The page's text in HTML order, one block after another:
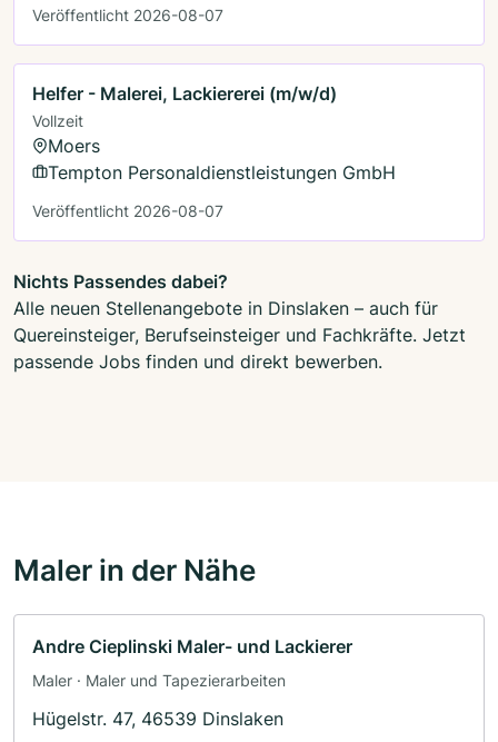
Veröffentlicht 2026-08-07
Helfer - Malerei, Lackiererei (m/w/d)
Vollzeit
Moers
Tempton Personaldienstleistungen GmbH
Veröffentlicht 2026-08-07
Nichts Passendes dabei?
Alle neuen Stellenangebote in Dinslaken – auch für
Quereinsteiger, Berufseinsteiger und Fachkräfte. Jetzt
passende Jobs finden und direkt bewerben.
Maler in der Nähe
Andre Cieplinski Maler- und Lackierer
Maler · Maler und Tapezierarbeiten
Hügelstr. 47, 46539 Dinslaken